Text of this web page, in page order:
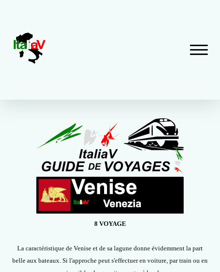
8 VOYAGE
La caractéristique de Venise et de sa lagune donne évidemment la part
belle aux bateaux. Si l'approche peut s'effectuer en voiture, par train ou en